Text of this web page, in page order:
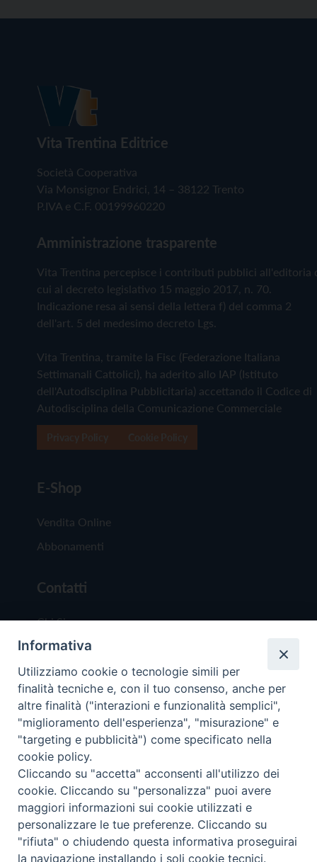
Vita Trentina Editrice
Società Cooperativa
Via Monsignor Endrici, 14 – 38122 Trento
P.IVA e C.F. 00199960220
Amministrazione trasparente
Vita Trentina percepisce i contributi pubblici all'editoria
cui al decreto legislativo 15 maggio 2017, n. 70.
Indicazione resa ai sensi della lettera f) del comma 2
dell'art. 5 del medesimo decreto Lgs.
Vita Trentina, tramite la Fisc (Federazione Italiana
Settimanali Cattolici), ha aderito allo IAP (Istituto
dell'Autodisciplina Pubblicitaria) accettando il Codice di
Autodisciplina della Comunicazione Commerciale
E-Shop
Vendita Online
Abbonamenti
Contatti
Chi Siamo
Redazione
Scrivici
Copyright © 2019 - Tutti i diritti riservati - Vita
Trentina Editrice
Privacy Policy
Torna
Informativa
Utilizziamo cookie o tecnologie simili per
finalità tecniche e, con il tuo consenso, anche per
altre finalità ("interazioni e funzionalità semplici",
"miglioramento dell'esperienza", "misurazione" e
"targeting e pubblicità") come specificato nella
cookie policy.
Cliccando su "accetta" acconsenti all'utilizzo dei
cookie. Cliccando su "personalizza" puoi avere
maggiori informazioni sui cookie utilizzati e
personalizzare le tue preferenze. Cliccando su
"rifiuta" o chiudendo questa informativa proseguirai
la navigazione installando i soli cookie tecnici.